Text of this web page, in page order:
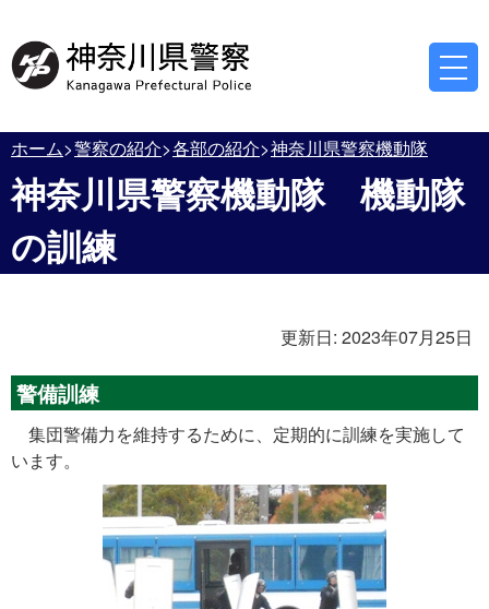
ホーム 警察の紹介 各部の紹介 神奈川県警察機動隊
神奈川県警察機動隊 機動隊
の訓練
更新日: 2023年07月25日
警備訓練
集団警備力を維持するために、定期的に訓練を実施して
います。